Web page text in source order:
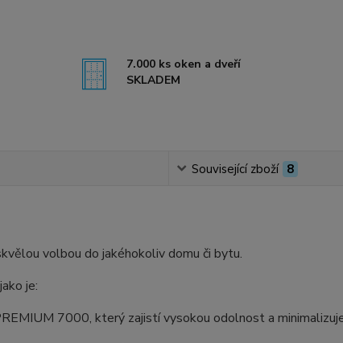
7.000 ks oken a dveří
SKLADEM
Související zboží 8
volbou do jakéhokoliv domu či bytu.
je:
7000, který zajistí vysokou odolnost a